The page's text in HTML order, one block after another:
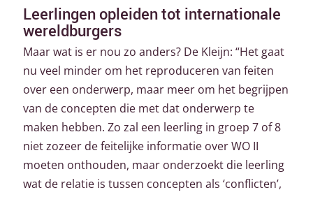
Leerlingen opleiden tot internationale
wereldburgers
Maar wat is er nou zo anders? De Kleijn: “Het gaat
nu veel minder om het reproduceren van feiten
over een onderwerp, maar meer om het begrijpen
van de concepten die met dat onderwerp te
maken hebben. Zo zal een leerling in groep 7 of 8
niet zozeer de feitelijke informatie over WO II
moeten onthouden, maar onderzoekt die leerling
wat de relatie is tussen concepten als ‘conflicten’,